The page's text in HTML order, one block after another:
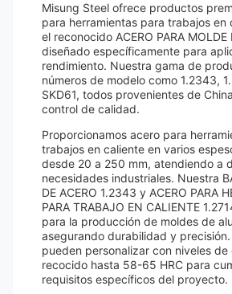
Misung Steel ofrece productos
para herramientas para trabajos en
el reconocido ACERO PARA MOLDE
diseñado específicamente para
rendimiento. Nuestra gama de
números de modelo como 1.2343,
SKD61, todos provenientes de
control de calidad.
Proporcionamos acero para
trabajos en caliente en varios
desde 20 a 250 mm, atendiendo a
necesidades industriales. Nuestra
DE ACERO 1.2343 y ACERO PARA
PARA TRABAJO EN CALIENTE
para la producción de moldes de
asegurando durabilidad y
pueden personalizar con niveles
recocido hasta 58-65 HRC para
requisitos específicos del proyecto.